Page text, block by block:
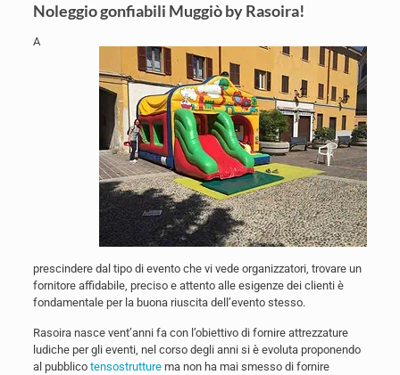
Noleggio gonfiabili Muggiò by Rasoira!
A
prescindere dal tipo di evento che vi vede organizzatori, trovare un
fornitore affidabile, preciso e attento alle esigenze dei clienti è
fondamentale per la buona riuscita dell’evento stesso.
Rasoira nasce vent’anni fa con l’obiettivo di fornire attrezzature
ludiche per gli eventi, nel corso degli anni si è evoluta proponendo
al pubblico tensostrutturema non ha mai smesso di fornire